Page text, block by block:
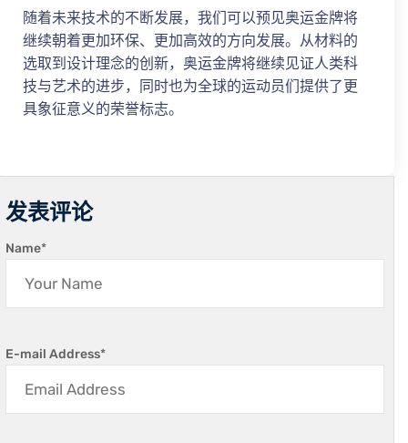
随着未来技术的不断发展，我们可以预见奥运金牌将
继续朝着更加环保、更加高效的方向发展。从材料的
选取到设计理念的创新，奥运金牌将继续见证人类科
技与艺术的进步，同时也为全球的运动员们提供了更
具象征意义的荣誉标志。
发表评论
Name*
E-mail Address*